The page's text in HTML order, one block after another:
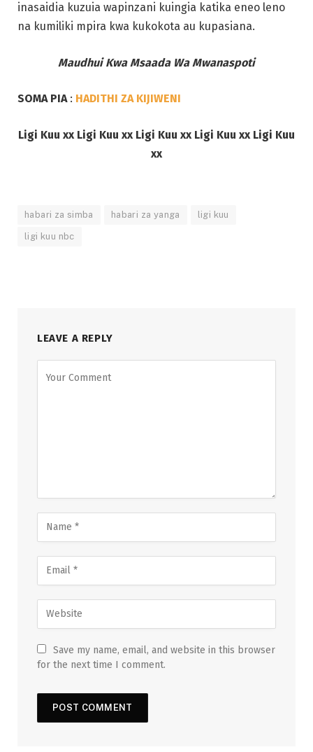
inasaidia kuzuia wapinzani kuingia katika eneo leno
na kumiliki mpira kwa kukokota au kupasiana.
Maudhui Kwa Msaada Wa Mwanaspoti
SOMA PIA: HADITHI ZA KIJIWENI
Ligi Kuu xx Ligi Kuu xx Ligi Kuu xx Ligi Kuu xx Ligi Kuu
xx
habari za simba habari za yanga ligi kuu
ligi kuu nbc
LEAVE A REPLY
Save my name, email, and website in this browser
for the next time I comment.